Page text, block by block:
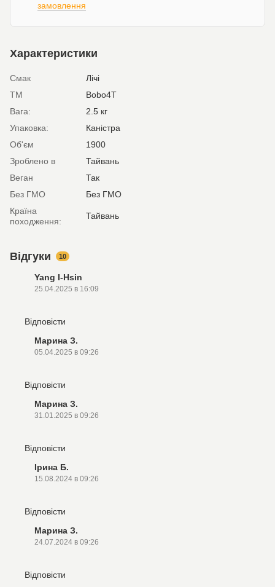
замовлення
Характеристики
Смак
Лічі
ТМ
Bobo4T
Вага:
2.5 кг
Упаковка:
Каністра
Об'єм
1900
Зроблено в
Тайвань
Веган
Так
Без ГМО
Без ГМО
Країна
походження:
Тайвань
Відгуки 10
Yang I-Hsin
25.04.2025 в 16:09
Відповісти
Марина З.
05.04.2025 в 09:26
Відповісти
Марина З.
31.01.2025 в 09:26
Відповісти
Ірина Б.
15.08.2024 в 09:26
Відповісти
Марина З.
24.07.2024 в 09:26
Відповісти